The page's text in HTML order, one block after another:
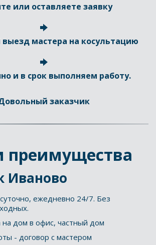
или оставляете заявку
мастера на косультацию
и в срок выполняем работу.
заказчик
Иваново
ежедневно 24/7. Без
на дом в офис, частный дом
- договор с мастером